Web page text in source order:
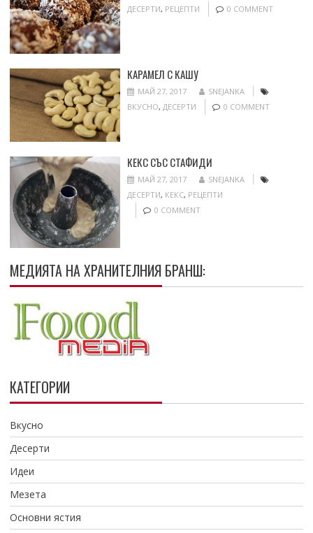
ДЕСЕРТИ, РЕЦЕПТИ 0 COMMENT
КАРАМЕЛ С КАШУ
МАЙ 27, 2017
SNEJANKA
ВКУСНО, ДЕСЕРТИ 0 COMMENT
КЕКС СЪС СТАФИДИ
МАЙ 27, 2017
SNEJANKA
ДЕСЕРТИ, КЕКС, РЕЦЕПТИ
0 COMMENT
МЕДИЯТА НА ХРАНИТЕЛНИЯ БРАНШ:
КАТЕГОРИИ
Вкусно
Десерти
Идеи
Мезета
Основни ястия